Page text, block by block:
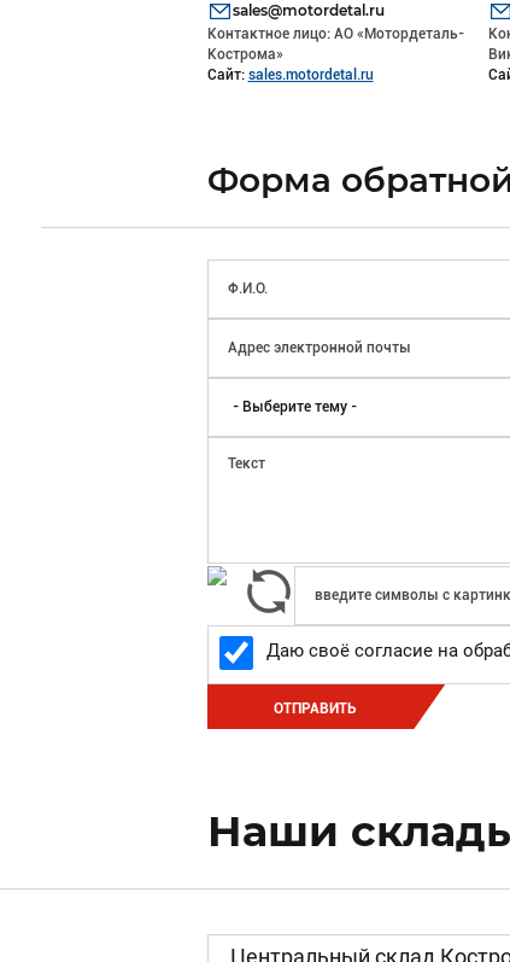
sales@motordetal.ru
Контактное лицо: АО «Мотордеталь-
Кострома»
Сайт: sales.motordetal.ru
Форма
Даю своё согласие на
ОТПРАВИТЬ
Наши